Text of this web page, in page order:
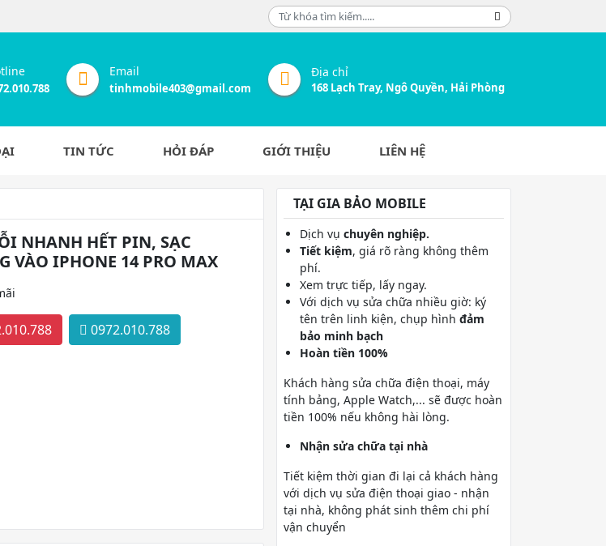
Email
tinhmobile403@gmail.com
Địa chỉ
168 Lạch Tray, Ngô Quyền, Hải Phòng
TIN TỨC HỎI ĐÁP GIỚI THIỆU LIÊN HỆ
NHANH HẾT PIN, SẠC
VÀO IPHONE 14 PRO MAX
0972.010.788
TẠI GIA BẢO MOBILE
Dịch vụ chuyên nghiệp.
Tiết kiệm, giá rõ ràng không thêm
phí.
Xem trực tiếp, lấy ngay.
Với dịch vụ sửa chữa nhiều giờ: ký
tên trên linh kiện, chụp hình đảm
bảo minh bạch
Hoàn tiền 100%
Khách hàng sửa chữa điện thoại, máy
tính bảng, Apple Watch,... sẽ được hoàn
tiền 100% nếu không hài lòng.
Nhận sửa chữa tại nhà
Tiết kiệm thời gian đi lại cả khách hàng
với dịch vụ sửa điện thoại giao - nhận
tại nhà, không phát sinh thêm chi phí
vận chuyển